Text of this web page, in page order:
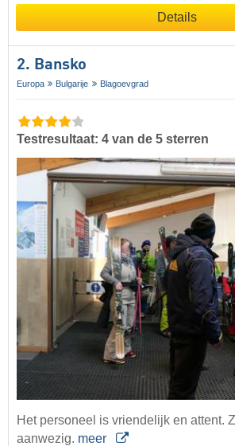
Details
2. Bansko
Europa Bulgarije Blagoevgrad
Testresultaat: 4 van de 5 sterren
Het personeel is vriendelijk en attent.
aanwezig. meer